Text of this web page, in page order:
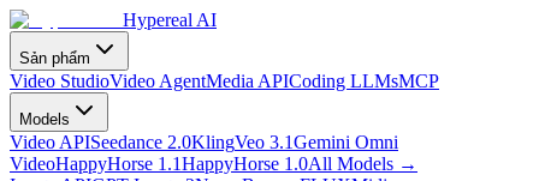
Hypereal AI
Sản phẩm
Video StudioVideo AgentMedia APICoding LLMsMCP
Models
Video APISeedance 2.0KlingVeo 3.1Gemini Omni
VideoHappyHorse 1.1HappyHorse 1.0All Models →